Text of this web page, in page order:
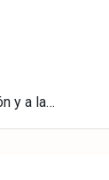
y a la…